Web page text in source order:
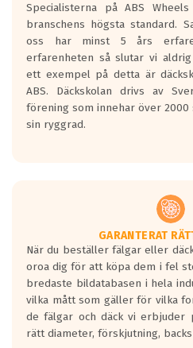
längsta.
Inga D eller G betyg delas ut
personbilar och lätta lastbilar.
Betyget sätts efter ett test där
skall bromsa in på en väg där
0.5-1.5 mm vatten.
I 80km/h kommer skillnaden på
Vid körning i över 50km/h brukar
rullmotståndets ljud överträffa
motorljudet.
På däckmärkningen kommer
en symbol av ett däck med
bullernivå markeras med
medans de vita vågorna påvisar
ett tyst däck.
Specialisterna på ABS
branschens högsta standard.
oss har minst 5 års
erfarenheten så slutar vi
ett exempel på detta är
ABS. Däckskolan drivs av
förening som innehar över
sin ryggrad.
GARANTERAT
När du beställer fälgar eller
oroa dig för att köpa dem i fel
bredaste bildatabasen i hela
vilka mått som gäller för vilka
de fälgar och däck vi
rätt diameter, förskjutning,